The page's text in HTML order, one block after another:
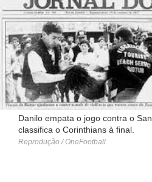
Danilo empata o jogo contra o
classifica o Corinthians à final.
Reprodução / OneFootball